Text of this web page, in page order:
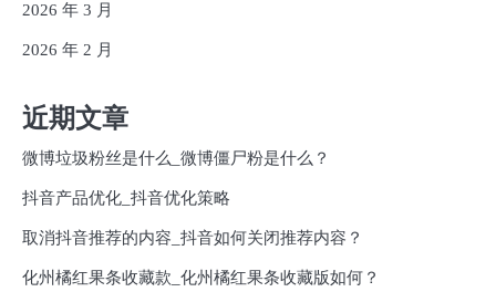
2026 年 3 月
2026 年 2 月
近期文章
微博垃圾粉丝是什么_微博僵尸粉是什么？
抖音产品优化_抖音优化策略
取消抖音推荐的内容_抖音如何关闭推荐内容？
化州橘红果条收藏款_化州橘红果条收藏版如何？